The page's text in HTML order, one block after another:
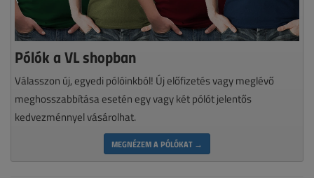
Pólók a VL shopban
Válasszon új, egyedi pólóinkból! Új előfizetés vagy meglévő
meghosszabbítása esetén egy vagy két pólót jelentős
kedvezménnyel vásárolhat.
MEGNÉZEM A PÓLÓKAT →